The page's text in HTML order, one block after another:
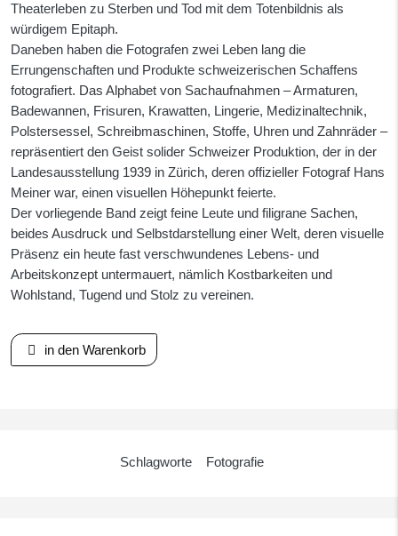
Theaterleben zu Sterben und Tod mit dem Totenbildnis als
würdigem Epitaph.
Daneben haben die Fotografen zwei Leben lang die
Errungenschaften und Produkte schweizerischen Schaffens
fotografiert. Das Alphabet von Sachaufnahmen – Armaturen,
Badewannen, Frisuren, Krawatten, Lingerie, Medizinaltechnik,
Polstersessel, Schreibmaschinen, Stoffe, Uhren und Zahnräder –
repräsentiert den Geist solider Schweizer Produktion, der in der
Landesausstellung 1939 in Zürich, deren offizieller Fotograf Hans
Meiner war, einen visuellen Höhepunkt feierte.
Der vorliegende Band zeigt feine Leute und filigrane Sachen,
beides Ausdruck und Selbstdarstellung einer Welt, deren visuelle
Präsenz ein heute fast verschwundenes Lebens- und
Arbeitskonzept untermauert, nämlich Kostbarkeiten und
Wohlstand, Tugend und Stolz zu vereinen.
in den Warenkorb
Schlagworte Fotografie